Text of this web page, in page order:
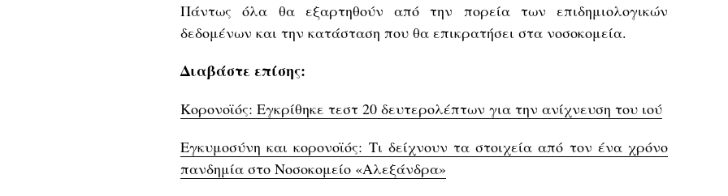
Πάντως όλα θα εξαρτηθούν από την πορεία των επιδημιολογικών
δεδομένων και την κατάσταση που θα επικρατήσει στα νοσοκομεία.
Διαβάστε επίσης:
Κορονοϊός: Εγκρίθηκε τεστ 20 δευτερολέπτων για την ανίχνευση του ιού
Εγκυμοσύνη και κορονοϊός: Τι δείχνουν τα στοιχεία από τον ένα χρόνο
πανδημία στο Νοσοκομείο «Αλεξάνδρα»